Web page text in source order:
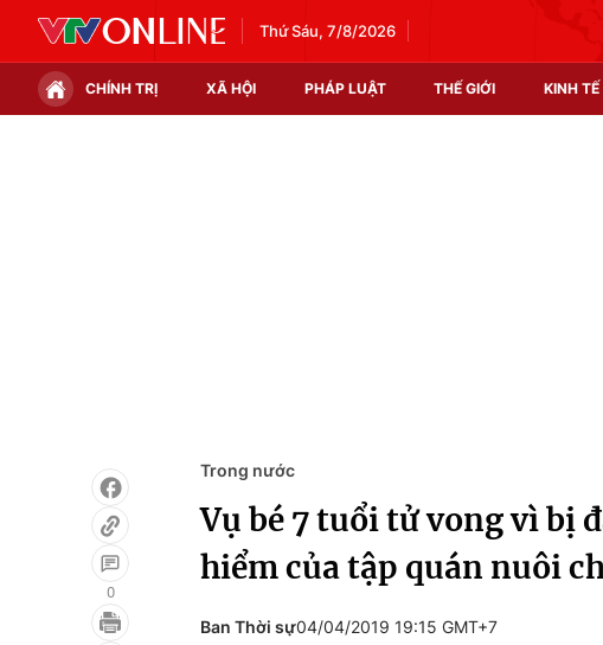
Thứ Sáu, 7/8/2026
CHÍNH TRỊ XÃ HỘI PHÁP LUẬT THẾ GIỚI KINH TẾ
0
Trong nước
Vụ bé 7 tuổi tử vong vì bị
hiểm của tập quán nuôi
Ban Thời sự04/04/2019 19:15 GMT+7